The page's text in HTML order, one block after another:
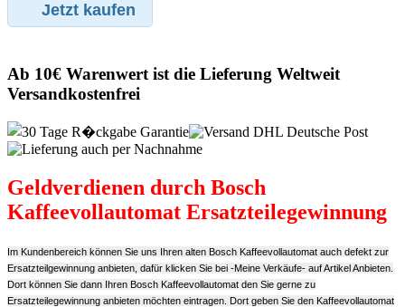
Jetzt kaufen
Ab 10€ Warenwert ist die Lieferung Weltweit
Versandkostenfrei
Geldverdienen durch Bosch
Kaffeevollautomat Ersatzteilegewinnung
Im Kundenbereich können Sie uns Ihren alten Bosch Kaffeevollautomat auch defekt zur
Ersatzteilgewinnung anbieten, dafür klicken Sie bei -Meine Verkäufe- auf Artikel Anbieten.
Dort können Sie dann Ihren Bosch Kaffeevollautomat den Sie gerne zu
Ersatzteilegewinnung anbieten möchten eintragen. Dort geben Sie den Kaffeevollautomat